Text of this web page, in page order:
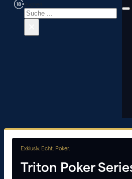
Exklusiv. Echt. Poker.
Triton Poker